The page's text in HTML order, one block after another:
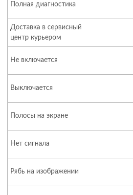
Полная диагностика
Доставка в сервисный
центр курьером
Не включается
Выключается
Полосы на экране
Нет сигнала
Рябь на изображении